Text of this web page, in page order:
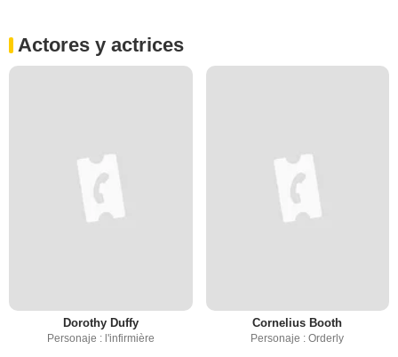
Actores y actrices
Dorothy Duffy
Personaje : l'infirmière
Cornelius Booth
Personaje : Orderly